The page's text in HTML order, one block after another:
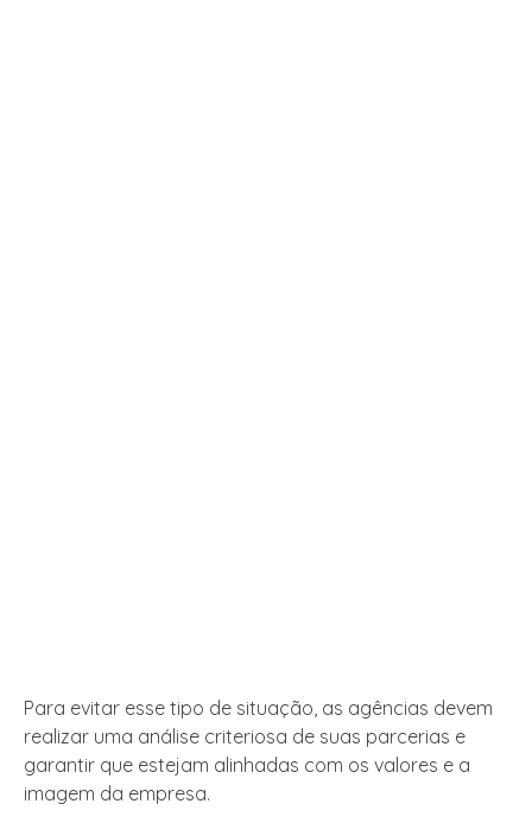
Para evitar esse tipo de situação, as agências devem
realizar uma análise criteriosa de suas parcerias e
garantir que estejam alinhadas com os valores e a
imagem da empresa.